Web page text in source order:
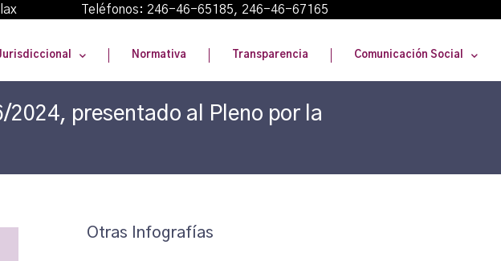
Tlax Teléfonos: 246-46-65185, 246-46-67165
Normativa Transparencia Comunicación Social
presentado al Pleno por la
Otras Infografías